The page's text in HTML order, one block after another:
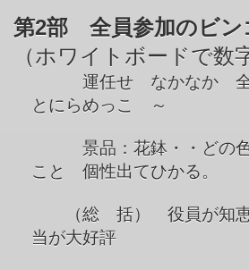
第2部 全員参加のビン
（ホワイトボードで数
運任せ なかなか 全
とにらめっこ ～
景品：花鉢・・どの色
こと 個性出てひかる。
（総 括） 役員が知恵
当が大好評